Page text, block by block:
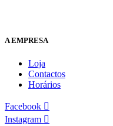
A EMPRESA
Loja
Contactos
Horários
Facebook
Instagram